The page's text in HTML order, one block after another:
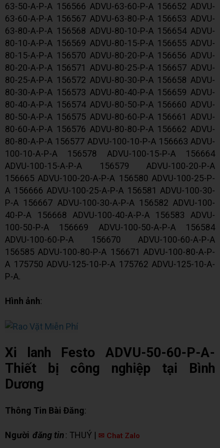
63-50-A-P-A 156566 ADVU-63-60-P-A 156652 ADVU-
63-60-A-P-A 156567 ADVU-63-80-P-A 156653 ADVU-
63-80-A-P-A 156568 ADVU-80-10-P-A 156654 ADVU-
80-10-A-P-A 156569 ADVU-80-15-P-A 156655 ADVU-
80-15-A-P-A 156570 ADVU-80-20-P-A 156656 ADVU-
80-20-A-P-A 156571 ADVU-80-25-P-A 156657 ADVU-
80-25-A-P-A 156572 ADVU-80-30-P-A 156658 ADVU-
80-30-A-P-A 156573 ADVU-80-40-P-A 156659 ADVU-
80-40-A-P-A 156574 ADVU-80-50-P-A 156660 ADVU-
80-50-A-P-A 156575 ADVU-80-60-P-A 156661 ADVU-
80-60-A-P-A 156576 ADVU-80-80-P-A 156662 ADVU-
80-80-A-P-A 156577 ADVU-100-10-P-A 156663 ADVU-
100-10-A-P-A 156578 ADVU-100-15-P-A 156664
ADVU-100-15-A-P-A 156579 ADVU-100-20-P-A
156665 ADVU-100-20-A-P-A 156580 ADVU-100-25-P-
A 156666 ADVU-100-25-A-P-A 156581 ADVU-100-30-
P-A 156667 ADVU-100-30-A-P-A 156582 ADVU-100-
40-P-A 156668 ADVU-100-40-A-P-A 156583 ADVU-
100-50-P-A 156669 ADVU-100-50-A-P-A 156584
ADVU-100-60-P-A 156670 ADVU-100-60-A-P-A
156585 ADVU-100-80-P-A 156671 ADVU-100-80-A-P-
A 175750 ADVU-125-10-P-A 175762 ADVU-125-10-A-
P-A.
Hình ảnh:
Xi lanh Festo ADVU-50-60-P-A-
Thiết bị công nghiệp tại Bình
Dương
Thông Tin Bài Đăng:
Người đăng tin: THUÝ | ✉ Chat Zalo